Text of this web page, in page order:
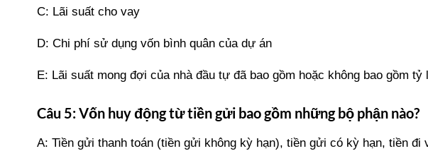
C: Lãi suất cho vay
D: Chi phí sử dụng vốn bình quân của dự án
E: Lãi suất mong đợi của nhà đầu tự đã bao gồm hoặc không bao gồm tỷ
Câu 5: Vốn huy động từ tiền gửi bao gồm những bộ phận nào?
A: Tiền gửi thanh toán (tiền gửi không kỳ hạn), tiền gửi có kỳ hạn, tiền đi